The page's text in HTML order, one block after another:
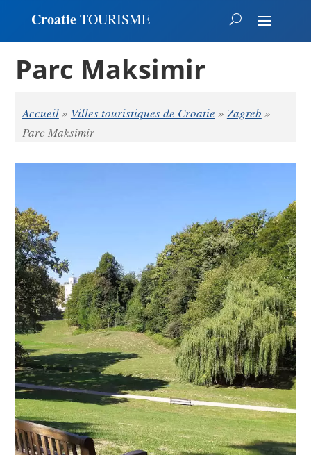
CroatieTOURISME
Parc Maksimir
Accueil» Villes touristiques de Croatie » Zagreb »
Parc Maksimir